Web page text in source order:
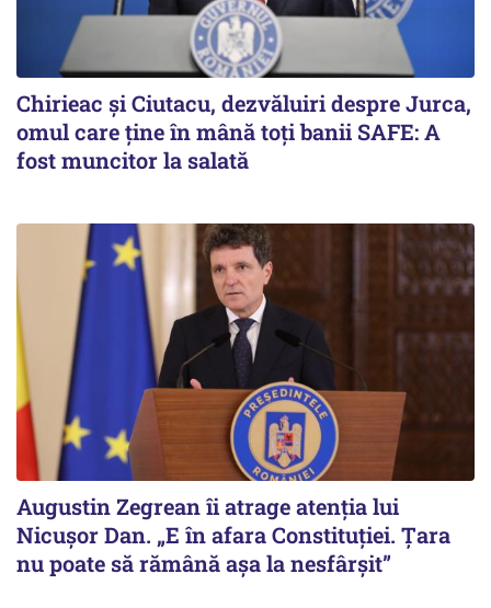
Chirieac și Ciutacu, dezvăluiri despre Jurca,
omul care ține în mână toți banii SAFE: A
fost muncitor la salată
Augustin Zegrean îi atrage atenția lui
Nicușor Dan. „E în afara Constituției. Țara
nu poate să rămână așa la nesfârșit”